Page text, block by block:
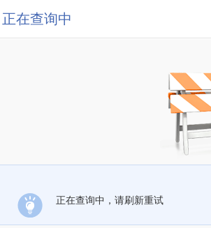
正在查询中
正在查询中，请刷新重试